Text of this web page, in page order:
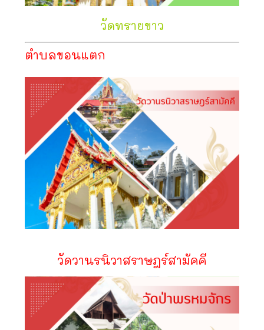
วัดทรายขาว
ตำบลขอนแตก
วัดวานรนิวาสราษฎร์สามัคคี